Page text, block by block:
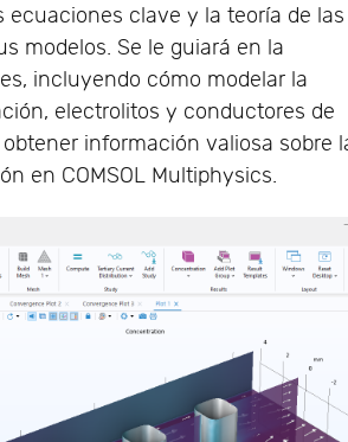
clave y la teoría de las
modelos. Se le guiará en la
incluyendo cómo modelar la
electrolitos y conductores de
información valiosa sobre
en COMSOL Multiphysics.